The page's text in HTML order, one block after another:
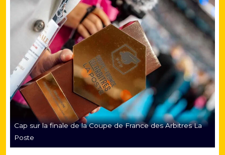
Cap sur la finale de la Coupe de France des Arbitres La
Poste